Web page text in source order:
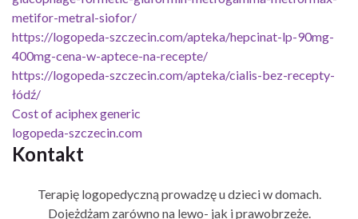
metifor-metral-siofor/
https://logopeda-szczecin.com/apteka/hepcinat-lp-90mg-
400mg-cena-w-aptece-na-recepte/
https://logopeda-szczecin.com/apteka/cialis-bez-recepty-
łódź/
Cost of aciphex generic
logopeda-szczecin.com
Kontakt
Terapię logopedyczną prowadzę u dzieci w domach.
Dojeżdżam zarówno na lewo- jak i prawobrzeże.